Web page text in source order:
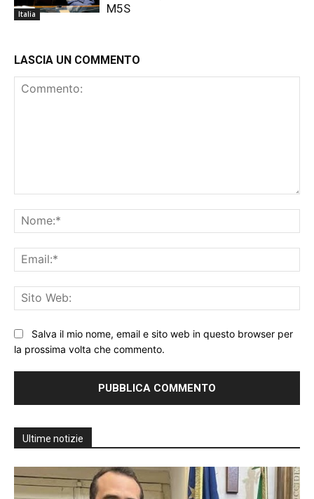
Italia
M5S
LASCIA UN COMMENTO
Salva il mio nome, email e sito web in questo browser per
la prossima volta che commento.
Ultime notizie